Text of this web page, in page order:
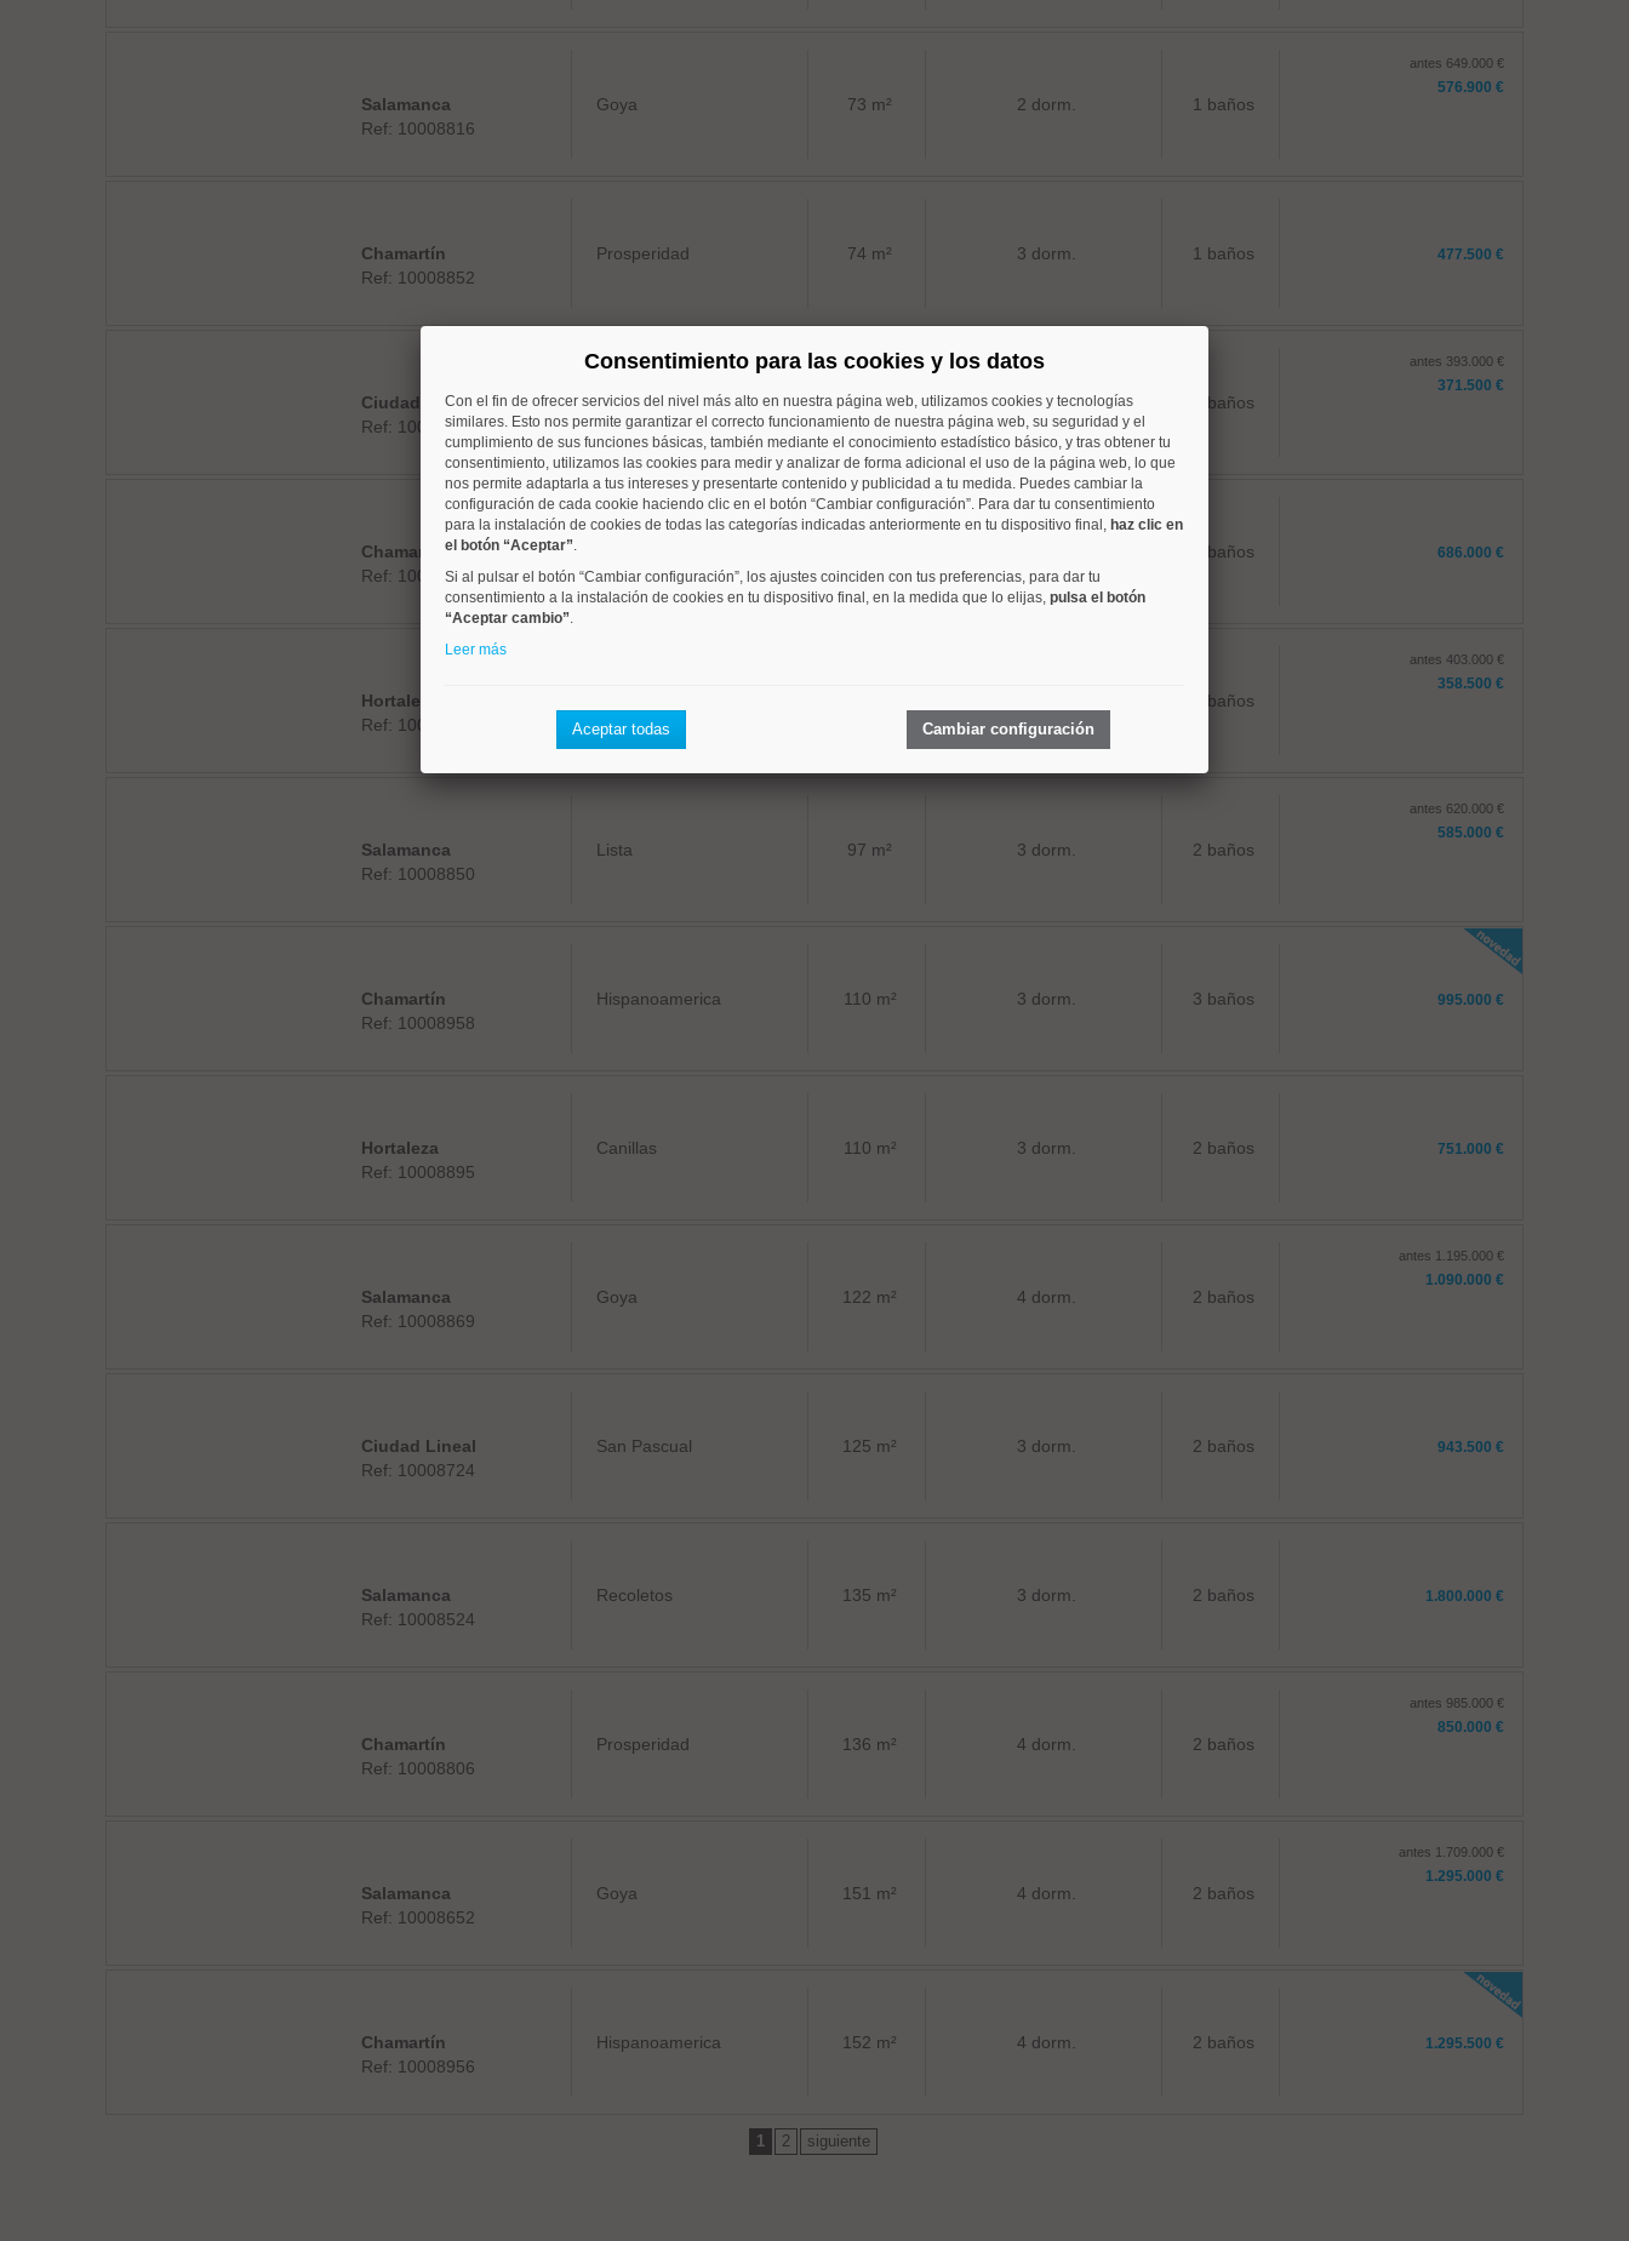
Salamanca
Ref: 10008816
Goya 73 m² 2 dorm. 1 baños
antes 649.000 €
576.900 €
Chamartín
Ref: 10008852
Prosperidad 74 m² 3 dorm. 1 baños 477.500 €
Ciudad Lineal
Ref: 10008860
San Juan Bautista 80 m² 3 dorm. 1 baños
antes 393.000 €
371.500 €
Chamartín
Ref: 10008908
1 baños 686.000 €
Hortaleza
Ref: 10008935
1 baños
antes 403.000 €
358.500 €
Salamanca
Ref: 10008850
Lista 97 m² 3 dorm. 2 baños
antes 620.000 €
585.000 €
Chamartín
Ref: 10008958
Hispanoamerica 110 m² 3 dorm. 3 baños 995.000 €
Hortaleza
Ref: 10008895
Canillas 110 m² 3 dorm. 2 baños 751.000 €
Salamanca
Ref: 10008869
Goya 122 m² 4 dorm. 2 baños
antes 1.195.000 €
1.090.000 €
Ciudad Lineal
Ref: 10008724
San Pascual 125 m² 3 dorm. 2 baños 943.500 €
Salamanca
Ref: 10008524
Recoletos 135 m² 3 dorm. 2 baños 1.800.000 €
Chamartín
Ref: 10008806
Prosperidad 136 m² 4 dorm. 2 baños
antes 985.000 €
850.000 €
Salamanca
Ref: 10008652
Goya 151 m² 4 dorm. 2 baños
antes 1.709.000 €
1.295.000 €
Chamartín
Ref: 10008956
Hispanoamerica 152 m² 4 dorm. 2 baños 1.295.500 €
1 2 siguiente
Consentimiento para las cookies y los datos
Con el fin de ofrecer servicios del nivel más alto en nuestra página web, utilizamos cookies y tecnologías
similares. Esto nos permite garantizar el correcto funcionamiento de nuestra página web, su seguridad y el
cumplimiento de sus funciones básicas, también mediante el conocimiento estadístico básico, y tras obtener tu
consentimiento, utilizamos las cookies para medir y analizar de forma adicional el uso de la página web, lo que
nos permite adaptarla a tus intereses y presentarte contenido y publicidad a tu medida. Puedes cambiar la
configuración de cada cookie haciendo clic en el botón “Cambiar configuración”. Para dar tu consentimiento
para la instalación de cookies de todas las categorías indicadas anteriormente en tu dispositivo final, haz clic en
el botón “Aceptar”.
Si al pulsar el botón “Cambiar configuración”, los ajustes coinciden con tus preferencias, para dar tu
consentimiento a la instalación de cookies en tu dispositivo final, en la medida que lo elijas, pulsa el botón
“Aceptar cambio”.
Leer más
Aceptar todas Cambiar configuración